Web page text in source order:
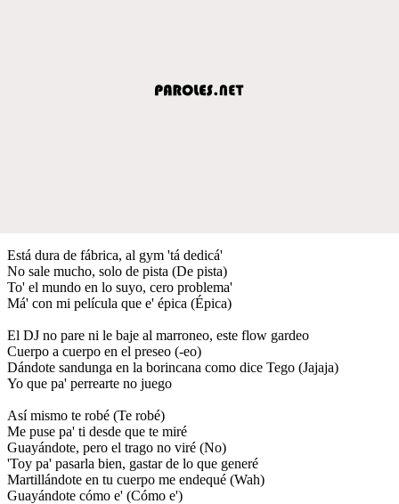
Está dura de fábrica, al gym 'tá dedicá'
No sale mucho, solo de pista (De pista)
To' el mundo en lo suyo, cero problema'
Má' con mi película que e' épica (Épica)
El DJ no pare ni le baje al marroneo, este flow gardeo
Cuerpo a cuerpo en el preseo (-eo)
Dándote sandunga en la borincana como dice Tego (Jajaja)
Yo que pa' perrearte no juego
Así mismo te robé (Te robé)
Me puse pa' ti desde que te miré
Guayándote, pero el trago no viré (No)
'Toy pa' pasarla bien, gastar de lo que generé
Martillándote en tu cuerpo me endequé (Wah)
Guayándote cómo e' (Cómo e')